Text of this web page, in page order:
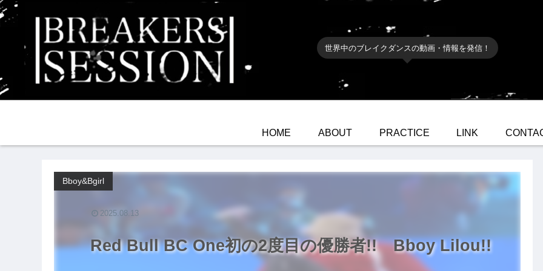
世界中のブレイクダンスの動画・情報を発信！
HOME ABOUT PRACTICE LINK
Red Bull BC One初の2度目の優勝者!! Bboy Lilou!!
Bboy&Bgirl
2025.08.13